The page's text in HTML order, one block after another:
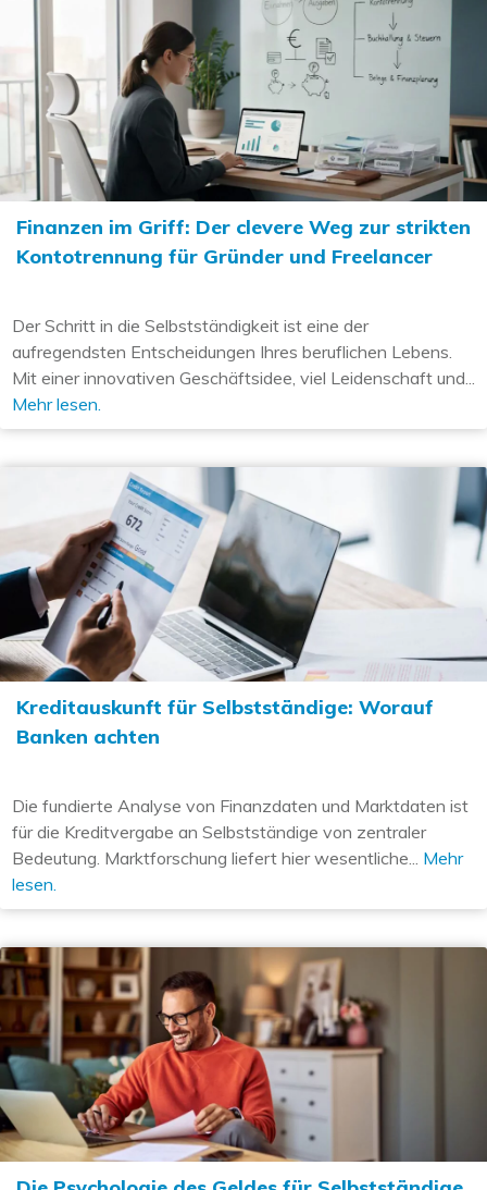
Finanzen im Griff: Der clevere Weg zur strikten
Kontotrennung für Gründer und Freelancer
Der Schritt in die Selbstständigkeit ist eine der
aufregendsten Entscheidungen Ihres beruflichen Lebens.
Mit einer innovativen Geschäftsidee, viel Leidenschaft und...
Mehr lesen.
Kreditauskunft für Selbstständige: Worauf
Banken achten
Die fundierte Analyse von Finanzdaten und Marktdaten ist
für die Kreditvergabe an Selbstständige von zentraler
Bedeutung. Marktforschung liefert hier wesentliche... Mehr
lesen.